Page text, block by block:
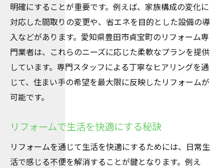
明確にすることが重要です。例えば、家族構成の変化に
対応した間取りの変更や、省エネを目的とした設備の導
入などがあります。愛知県豊田市貞宝町のリフォーム専
門業者は、これらのニーズに応じた柔軟なプランを提供
しています。専門スタッフによる丁寧なヒアリングを通
じて、住まい手の希望を最大限に反映したリフォームが
可能です。
リフォームで生活を快適にする秘訣
リフォームを通じて生活を快適にするためには、日常生
活で感じる不便を解消することが鍵となります。例え